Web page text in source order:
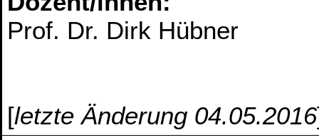
Prof. Dr. Dirk Hübner
[letzte Änderung 04.05.2016